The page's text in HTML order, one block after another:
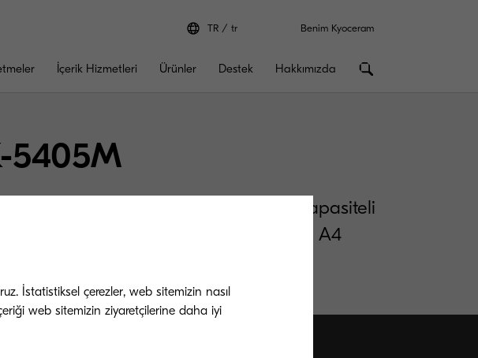
TR tr Benim Kyoceram
İçerik Hizmetleri Ürünler Destek Hakkımızda
5405M
oranına göre 10.000 A4 sayfa kapasiteli
toner. Başlangıç toner ömrü 5.000 A4
İstatistiksel çerezler, web sitemizin nasıl
web sitemizin ziyaretçilerine daha iyi